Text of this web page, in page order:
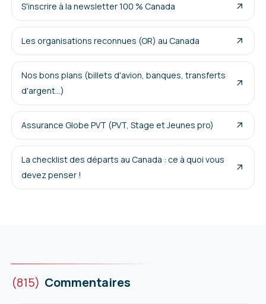
S'inscrire à la newsletter 100 % Canada
Les organisations reconnues (OR) au Canada
Nos bons plans (billets d'avion, banques, transferts
d'argent...)
Assurance Globe PVT (PVT, Stage et Jeunes pro)
La checklist des départs au Canada : ce à quoi vous
devez penser !
(815) Commentaires